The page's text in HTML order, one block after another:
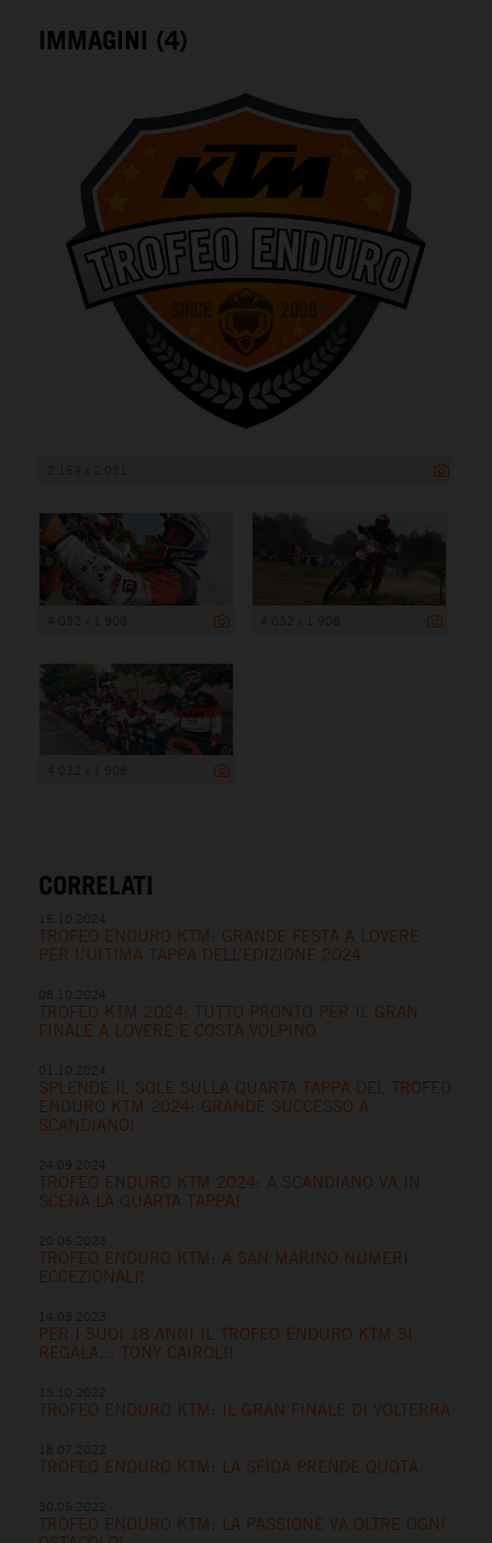
IMMAGINI (4)
CORRELATI
TROFEO ENDURO KTM: GRANDE FESTA A LOVERE
PER L’ULTIMA TAPPA DELL’EDIZIONE 2024
TROFEO KTM 2024: TUTTO PRONTO PER IL GRAN
FINALE A LOVERE E COSTA VOLPINO
SPLENDE IL SOLE SULLA QUARTA TAPPA DEL TROFEO
ENDURO KTM 2024: GRANDE SUCCESSO A
SCANDIANO!
TROFEO ENDURO KTM 2024: A SCANDIANO VA IN
SCENA LA QUARTA TAPPA!
TROFEO ENDURO KTM: A SAN MARINO NUMERI
ECCEZIONALI!
PER I SUOI 18 ANNI IL TROFEO ENDURO KTM SI
REGALA… TONY CAIROLI!
TROFEO ENDURO KTM: IL GRAN FINALE DI VOLTERRA
TROFEO ENDURO KTM: LA SFIDA PRENDE QUOTA
TROFEO ENDURO KTM: LA PASSIONE VA OLTRE OGNI